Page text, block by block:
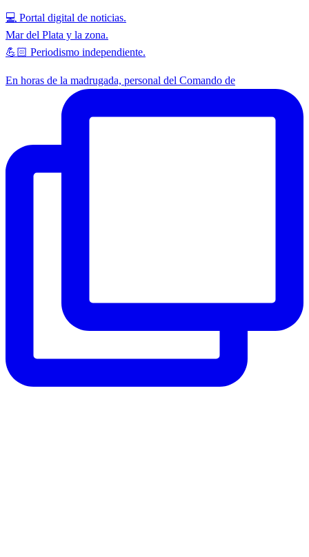
💻 Portal digital de noticias.
Mar del Plata y la zona.
💪🏻 Periodismo independiente.
En horas de la madrugada, personal del Comando de